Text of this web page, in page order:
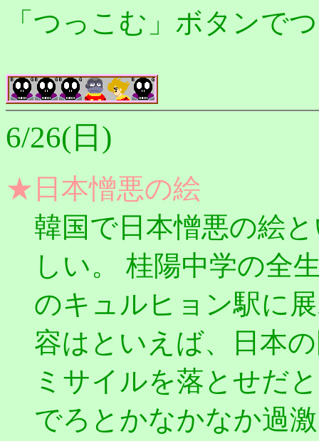
「つっこむ」ボタンで
6/26(日)
★日本憎悪の絵
韓国で日本憎悪の絵
しい。 桂陽中学の全
のキュルヒョン駅に
容はといえば、日本
ミサイルを落とせだ
でろとかなかなか過